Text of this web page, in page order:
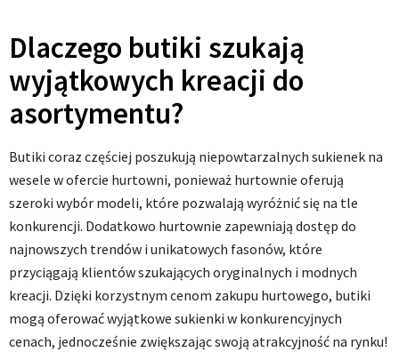
Dlaczego butiki szukają
wyjątkowych kreacji do
asortymentu?
Butiki coraz częściej poszukują niepowtarzalnych sukienek na
wesele w ofercie hurtowni, ponieważ hurtownie oferują
szeroki wybór modeli, które pozwalają wyróżnić się na tle
konkurencji. Dodatkowo hurtownie zapewniają dostęp do
najnowszych trendów i unikatowych fasonów, które
przyciągają klientów szukających oryginalnych i modnych
kreacji. Dzięki korzystnym cenom zakupu hurtowego, butiki
mogą oferować wyjątkowe sukienki w konkurencyjnych
cenach, jednocześnie zwiększając swoją atrakcyjność na rynku!